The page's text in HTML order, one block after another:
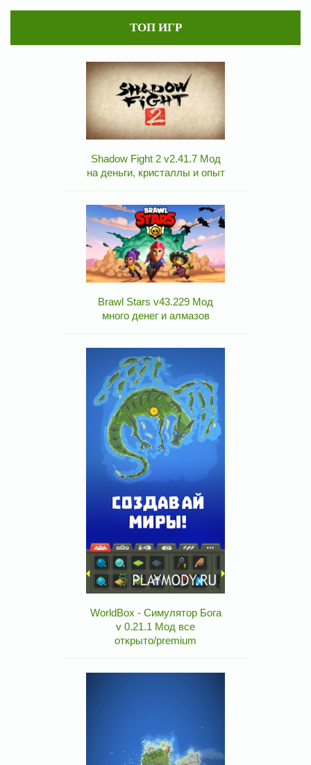
ТОП ИГР
Shadow Fight 2 v2.41.7 Мод
на деньги, кристаллы и опыт
Brawl Stars v43.229 Мод
много денег и алмазов
WorldBox - Симулятор Бога
v 0.21.1 Мод все
открыто/premium